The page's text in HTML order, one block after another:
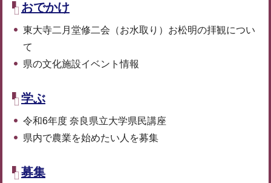
おでかけ
東大寺二月堂修二会（お水取り）お松明の拝観につい
て
県の文化施設イベント情報
学ぶ
令和6年度 奈良県立大学県民講座
県内で農業を始めたい人を募集
募集